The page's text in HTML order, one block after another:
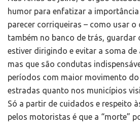
humor para enfatizar a
parecer corriqueiras – como usar o
também no banco de trás, guardar
estiver dirigindo e evitar a soma de
mas que são condutas
períodos com maior movimento
estradas quanto nos municípios
Só a partir de cuidados e respeito
pelos motoristas é que a “morte”